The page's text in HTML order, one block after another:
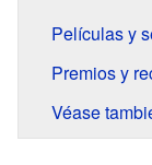
Películas y
Premios y
Véase